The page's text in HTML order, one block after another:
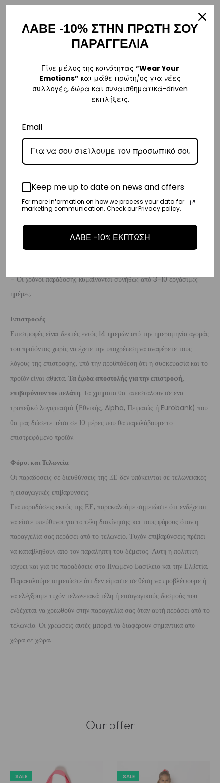
Κύπρος
την παράδοσή σας.
– Οι χρόνοι παράδοσης κυμαίνονται συνήθως από 2-7 εργάσιμες
– Τα έξοδα αποστολής για όλο την Ευρώπη είναι στα€25.
– Η συνεργαζόμενη εταιρεία ταχυμεταφορών,DHL, θα αναλάβει την
παράδοσή σας.
– Οι χρόνοι παράδοσης κυμαίνονται συνήθως από 3-8 εργάσιμες
ημέρες.
– Τα έξοδα αποστολής για όλο τον υπόλοιπο κόσμο είναι στα
– Η συνεργαζόμενη εταιρεία ταχυμεταφορών,DHL, θα αναλάβει την
– Οι χρόνοι παράδοσης κυμαίνονται συνήθως από 3-10 εργάσιμες
ημέρες.
Επιστροφές
Επιστροφές είναι δεκτές εντός 14 ημερών από την ημερομηνία αγοράς
του προϊόντος χωρίς να έχετε την υποχρέωση να αναφέρετε τους
λόγους της επιστροφής, υπό την προϋπόθεση ότι η συσκευασία και το
προϊόν είναι άθικτα. Τα έξοδα αποστολής για την επιστροφή,
επιβαρύνουν τον πελάτη. Τα χρήματα θα αποσταλούν σε ένα
τραπεζικό λογαριασμό (Εθνικής, Alpha, Πειραιώς ή Eurobank) που
θα μας δώσετε μέσα σε 10 μέρες που θα παραλάβουμε το
επιστρεφόμενο προϊόν.
Φόροι και Τελωνεία
Οι παραδόσεις σε διευθύνσεις της ΕΕ δεν υπόκεινται σε τελωνειακές
ή εισαγωγικές επιβαρύνσεις.
Για παραδόσεις εκτός της ΕΕ, παρακαλούμε σημειώστε ότι ενδέχεται
να είστε υπεύθυνοι για τα τέλη διακίνησης και τους φόρους όταν η
παραγγελία σας περάσει από το τελωνείο. Τυχόν επιβαρύνσεις πρέπει
να καταβληθούν από τον παραλήπτη του δέματος. Αυτή η πολιτική
ισχύει και για τις παραδόσεις στο Ηνωμένο Βασίλειο και την Ελβετία.
Παρακαλούμε σημειώστε ότι δεν είμαστε σε θέση να προβλέψουμε ή
να ελέγξουμε τυχόν τελωνειακά τέλη ή εισαγωγικούς δασμούς που
ενδέχεται να χρεωθούν στην παραγγελία σας όταν αυτή περάσει από το
τελωνείο. Οι χρεώσεις αυτές μπορεί να διαφέρουν σημαντικά από
χώρα σε χώρα.
Our offer
SALE SALE
ΛΑΒΕ -10% ΣΤΗΝ ΠΡΩΤΗ ΣΟΥ
ΠΑΡΑΓΓΕΛΙΑ
Γίνε μέλος της κοινότητας “Wear Your
Emotions” και μάθε πρώτη/ος για νέες
συλλογές, δώρα και συναισθηματικά-driven
εκπλήξεις.
Email
Keep me up to date on news and offers
For more information on how we process your data for
marketing communication. Check our Privacy policy.
ΛΑΒΕ -10% ΕΚΠΤΩΣΗ